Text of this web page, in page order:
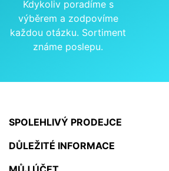
Kdykoliv poradíme s
výběrem a zodpovíme
každou otázku. Sortiment
známe poslepu.
SPOLEHLIVÝ PRODEJCE
DŮLEŽITÉ INFORMACE